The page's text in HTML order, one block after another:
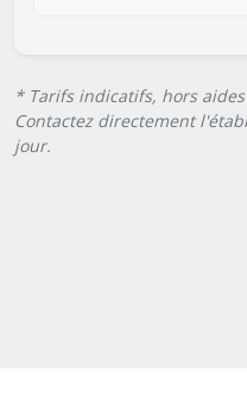
* Tarifs indicatifs, hors aides
Contactez directement
jour.